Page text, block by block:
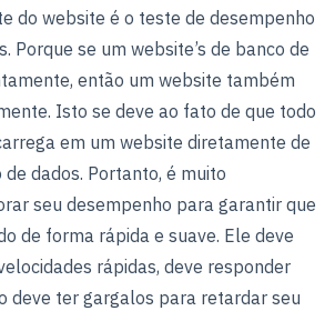
do website é o teste de desempenho
Porque se um website’s de banco de
então um website também
Isto se deve ao fato de que todo
em um website diretamente de
dados. Portanto, é muito
seu desempenho para garantir que
de forma rápida e suave. Ele deve
rápidas, deve responder
deve ter gargalos para retardar seu